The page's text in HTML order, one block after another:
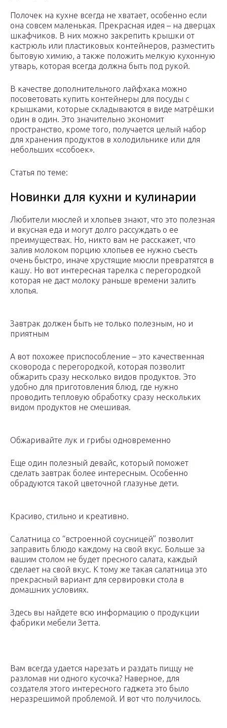
Полочек на кухне всегда не хватает, особенно если
она совсем маленькая. Прекрасная идея – на дверцах
шкафчиков. В них можно закрепить крышки от
кастрюль или пластиковых контейнеров, разместить
бытовую химию, а также положить мелкую кухонную
утварь, которая всегда должна быть под рукой.
В качестве дополнительного лайфхака можно
посоветовать купить контейнеры для посуды с
крышками, которые складываются в виде матрёшки
один в один. Это значительно экономит
пространство, кроме того, получается целый набор
для хранения продуктов в холодильнике или для
небольших «ссобоек».
Статья по теме:
Новинки для кухни и кулинарии
Любители мюслей и хлопьев знают, что это полезная
и вкусная еда и могут долго рассуждать о ее
преимуществах. Но, никто вам не расскажет, что
залив молоком порцию хлопьев ее нужно съесть
очень быстро, иначе хрустящие мюсли превратятся в
кашу. Но вот интересная тарелка с перегородкой
которая не даст молоку раньше времени залить
хлопья.
Завтрак должен быть не только полезным, но и
приятным
А вот похожее приспособление – это качественная
сковорода с перегородкой, которая позволит
обжарить сразу несколько видов продуктов. Это
удобно для приготовления блюд, где нужно
проводить тепловую обработку сразу нескольких
видом продуктов не смешивая.
Обжаривайте лук и грибы одновременно
Еще один полезный девайс, который поможет
сделать завтрак более интересным. Особенно
обрадуются такой цветочной глазунье дети.
Красиво, стильно и креативно.
Салатница со “встроенной соусницей” позволит
заправить блюдо каждому на свой вкус. Больше за
вашим столом не будет пресного салата, каждый
сделает на свой вкус. К тому же такая салатница это
прекрасный вариант для сервировки стола в
домашних условиях.
Здесь вы найдете всю информацию о продукции
фабрики мебели Зетта.
Вам всегда удается нарезать и раздать пиццу не
разломав ни одного кусочка? Наверное, для
создателя этого интересного гаджета это было
неразрешимой проблемой. И вот что получилось.